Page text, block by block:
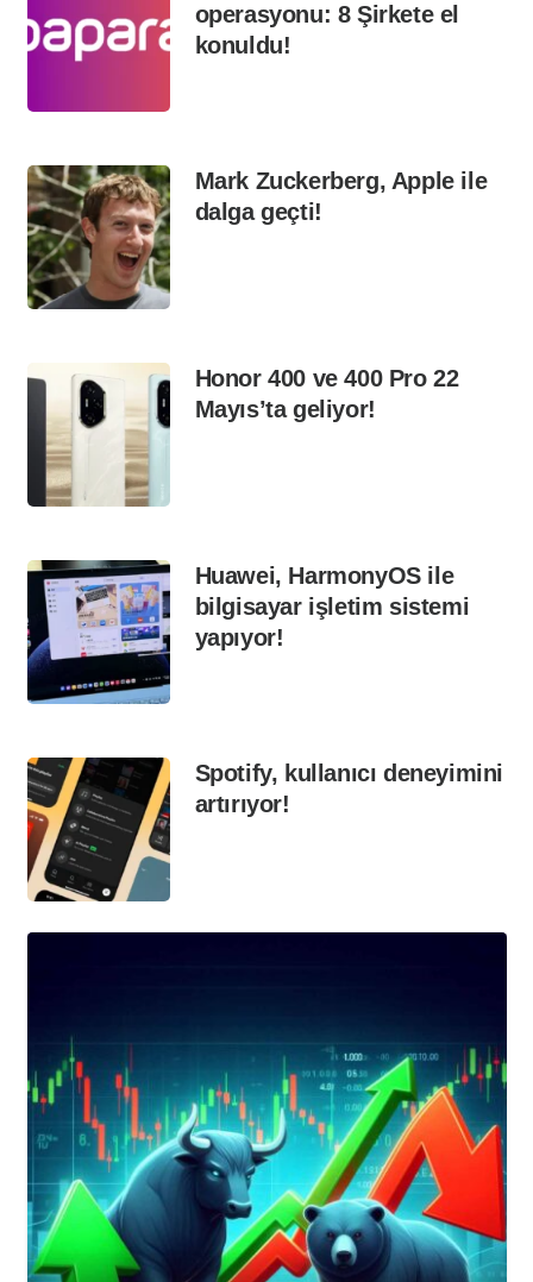
operasyonu: 8 Şirkete el
konuldu!
Mark Zuckerberg, Apple ile
dalga geçti!
Honor 400 ve 400 Pro 22
Mayıs’ta geliyor!
Huawei, HarmonyOS ile
bilgisayar işletim sistemi
yapıyor!
Spotify, kullanıcı deneyimini
artırıyor!